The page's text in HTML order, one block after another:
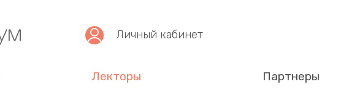
Личный кабинет
Лекторы Партнеры